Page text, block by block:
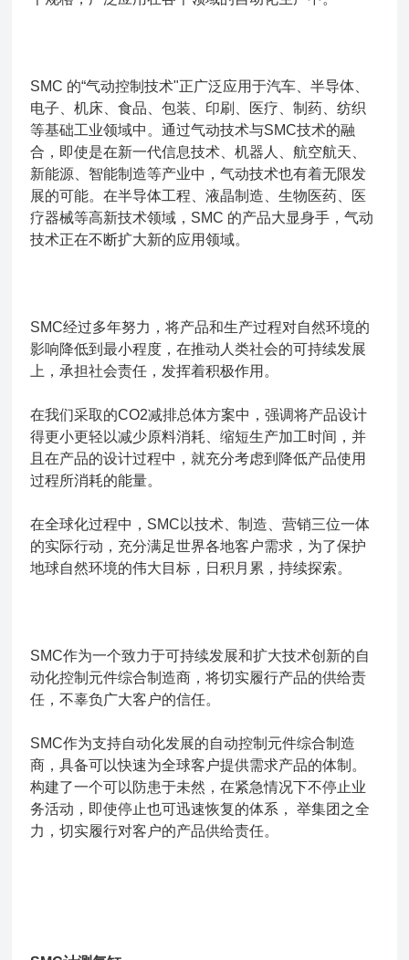
SMC 的“气动控制技术"正广泛应用于汽车、半导体、
电子、机床、食品、包装、印刷、医疗、制药、纺织
等基础工业领域中。通过气动技术与SMC技术的融
合，即使是在新一代信息技术、机器人、航空航天、
新能源、智能制造等产业中，气动技术也有着无限发
展的可能。在半导体工程、液晶制造、生物医药、医
疗器械等高新技术领域，SMC 的产品大显身手，气动
技术正在不断扩大新的应用领域。
SMC经过多年努力，将产品和生产过程对自然环境的
影响降低到最小程度，在推动人类社会的可持续发展
上，承担社会责任，发挥着积极作用。
在我们采取的CO2减排总体方案中，强调将产品设计
得更小更轻以减少原料消耗、缩短生产加工时间，并
且在产品的设计过程中，就充分考虑到降低产品使用
过程所消耗的能量。
在全球化过程中，SMC以技术、制造、营销三位一体
的实际行动，充分满足世界各地客户需求，为了保护
地球自然环境的伟大目标，日积月累，持续探索。
SMC作为一个致力于可持续发展和扩大技术创新的自
动化控制元件综合制造商，将切实履行产品的供给责
任，不辜负广大客户的信任。
SMC作为支持自动化发展的自动控制元件综合制造
商，具备可以快速为全球客户提供需求产品的体制。
构建了一个可以防患于未然，在紧急情况下不停止业
务活动，即使停止也可迅速恢复的体系， 举集团之全
力，切实履行对客户的产品供给责任。